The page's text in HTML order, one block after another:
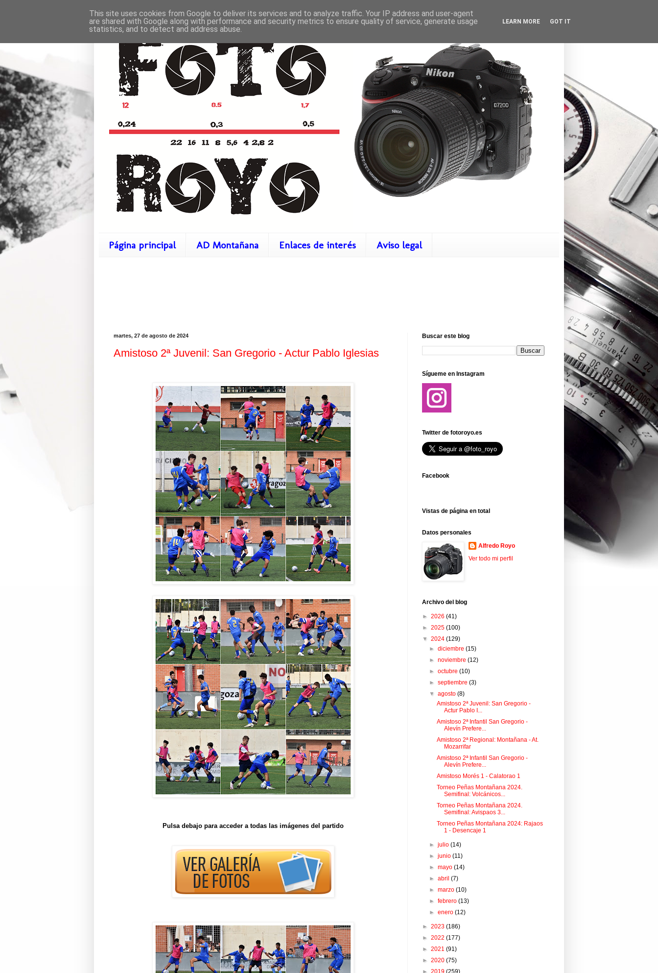
Página principal AD Montañana Enlaces de interés Aviso legal
martes, 27 de agosto de 2024
Amistoso 2ª Juvenil: San Gregorio - Actur Pablo Iglesias
Pulsa debajo para acceder a todas las imágenes del partido
Buscar este blog
Sígueme en Instagram
Twitter de fotoroyo.es
Facebook
Vistas de página en total
Datos personales
Alfredo Royo
Ver todo mi perfil
Archivo del blog
► 2026 (41)
► 2025 (100)
▼ 2024 (129)
►diciembre(15)
►noviembre(12)
►octubre(10)
►septiembre(3)
▼agosto(8)
Amistoso 2ª Juvenil: San Gregorio -
Actur Pablo I...
Amistoso 2ª Infantil San Gregorio -
Alevín Prefere...
Amistoso 2ª Regional: Montañana - At.
Mozarrifar
Amistoso 2ª Infantil San Gregorio -
Alevín Prefere...
Amistoso Morés 1 - Calatorao 1
Torneo Peñas Montañana 2024.
Semifinal: Volcánicos...
Torneo Peñas Montañana 2024.
Semifinal: Avispaos 3...
Torneo Peñas Montañana 2024: Rajaos
1 - Desencaje 1
►julio(14)
►junio(11)
►mayo(14)
►abril(7)
►marzo(10)
►febrero(13)
►enero(12)
► 2023 (186)
► 2022 (177)
► 2021 (91)
► 2020 (75)
► 2019 (259)
This site uses cookies from Google to deliver its services and to analyze traffic. Your IP address and user-agent
are shared with Google along with performance and security metrics to ensure quality of service, generate usage
statistics, and to detect and address abuse.
LEARN MORE GOT IT